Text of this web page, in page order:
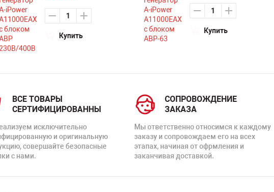
Купить
Купить
ВСЕ ТОВАРЫ
СЕРТИФИЦИРОВАННЫ
исключительно
и оригинальную
совершайте безопасные
с нами.
СОПРОВОЖДЕНИЕ
ЗАКАЗА
Мы ответственно относимся к каждому
заказу и сопровождаем его на всех
этапах, начиная от офрмления и
заканчивая доставкой.